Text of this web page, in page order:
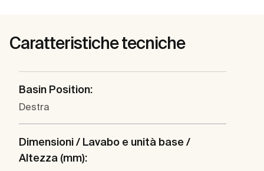
Caratteristiche tecniche
Basin Position:
Destra
Dimensioni / Lavabo e unità base /
Altezza (mm):